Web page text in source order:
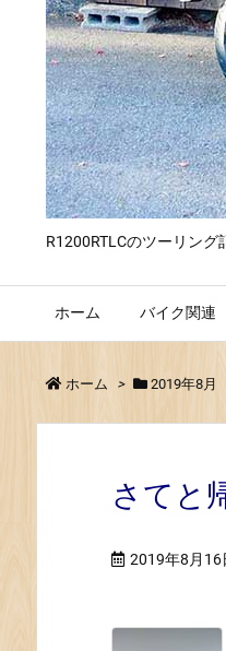
R1200RTLCのツーリング
ホーム バイク関連
ホーム > 2019年8月
さてと
2019年8月16